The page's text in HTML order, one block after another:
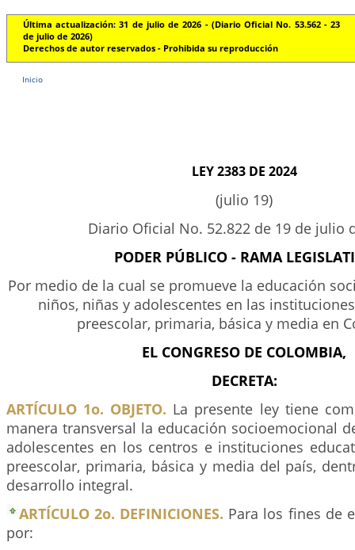
Última actualización: 31 de julio de 2026 - (Diario Oficial No. 53.562 - 23
de julio de 2026)
Derechos de autor reservados - Prohibida su reproducción
Inicio
LEY 2383 DE 2024
(julio 19)
Diario Oficial No. 52.822 de 19 de julio
PODER PÚBLICO - RAMA
Por medio de la cual se promueve la educación
niños, niñas y adolescentes en las
preescolar, primaria, básica y media en
EL CONGRESO DE COLOMBIA,
DECRETA:
ARTÍCULO 1o. OBJETO. La presente ley tiene
manera transversal la educación socioemocional
adolescentes en los centros e instituciones
preescolar, primaria, básica y media del país,
desarrollo integral.
ARTÍCULO 2o. DEFINICIONES. Para los fines de
por: